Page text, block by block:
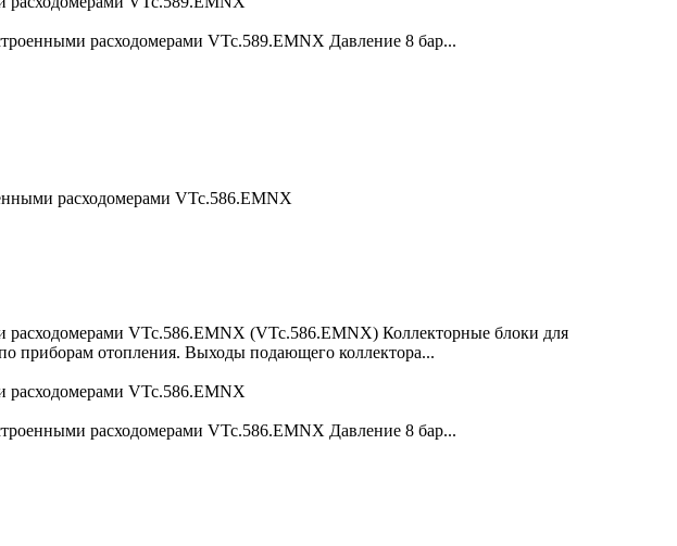
расходомерами VTc.589.EMNX Давление 8 бар...
расходомерами VTc.586.EMNX
VTc.586.EMNX (VTc.586.EMNX) Коллекторные блоки для
приборам отопления. Выходы подающего коллектора...
расходомерами VTc.586.EMNX
расходомерами VTc.586.EMNX Давление 8 бар...